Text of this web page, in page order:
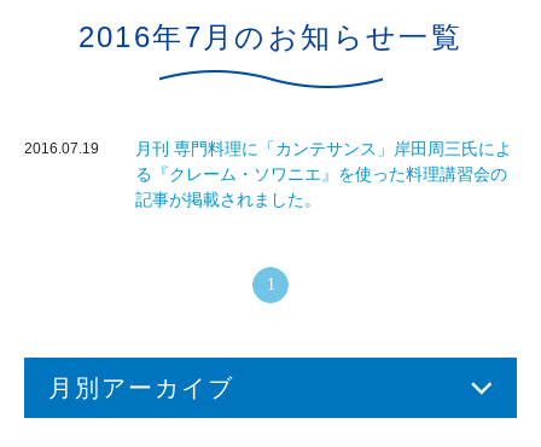
2016年7月のお知らせ一覧
2016.07.19
月刊 専門料理に「カンテサンス」岸田周三氏によ
る『クレーム・ソワニエ』を使った料理講習会の
記事が掲載されました。
1
月別アーカイブ